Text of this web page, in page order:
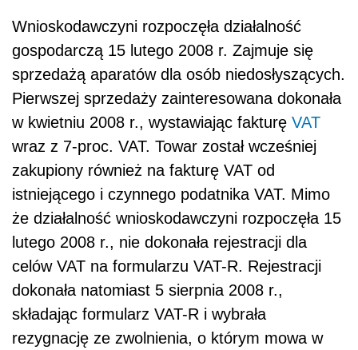
Wnioskodawczyni rozpoczęła działalność
gospodarczą 15 lutego 2008 r. Zajmuje się
sprzedażą aparatów dla osób niedosłyszących.
Pierwszej sprzedaży zainteresowana dokonała
w kwietniu 2008 r., wystawiając fakturę VAT
wraz z 7-proc. VAT. Towar został wcześniej
zakupiony również na fakturę VAT od
istniejącego i czynnego podatnika VAT. Mimo
że działalność wnioskodawczyni rozpoczęła 15
lutego 2008 r., nie dokonała rejestracji dla
celów VAT na formularzu VAT-R. Rejestracji
dokonała natomiast 5 sierpnia 2008 r.,
składając formularz VAT-R i wybrała
rezygnację ze zwolnienia, o którym mowa w